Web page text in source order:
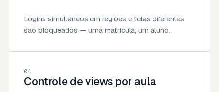
Logins simultâneos em regiões e telas diferentes
são bloqueados — uma matrícula, um aluno.
04
Controle de views por aula